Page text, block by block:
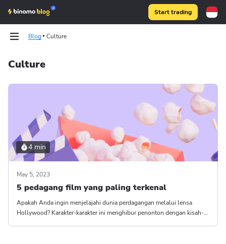
Start trading
Blog Culture
Culture
4 min
May 5, 2023
5 pedagang film yang paling terkenal
Apakah Anda ingin menjelajahi dunia perdagangan melalui lensa
Hollywood? Karakter-karakter ini menghibur penonton dengan kisah-